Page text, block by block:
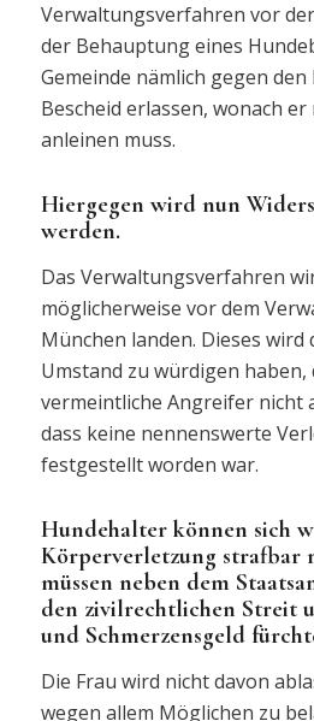
Verwaltungsverfahren vor
der Behauptung eines
Gemeinde nämlich gegen
Bescheid erlassen, wonach
anleinen muss.
Hiergegen wird nun
werden.
Das Verwaltungsverfahren
möglicherweise vor dem
München landen. Dieses wird
Umstand zu würdigen
vermeintliche Angreifer nicht
dass keine nennenswerte
festgestellt worden war.
Hundehalter können sich
Körperverletzung strafbar
müssen neben dem
den zivilrechtlichen Streit
und Schmerzensgeld
Die Frau wird nicht davon
wegen allem Möglichen zu